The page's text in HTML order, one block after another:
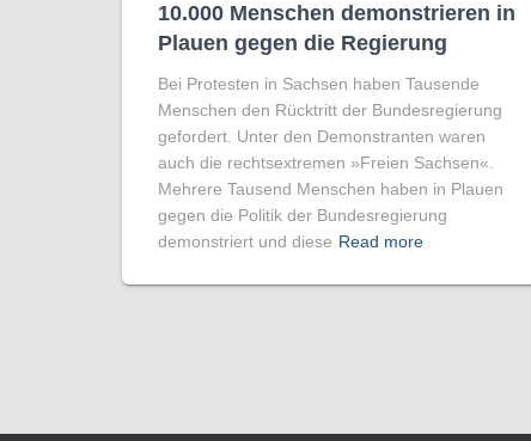
10.000 Menschen demonstrieren in
Plauen gegen die Regierung
Bei Protesten in Sachsen haben Tausende
Menschen den Rücktritt der Bundesregierung
gefordert. Unter den Demonstranten waren
auch die rechtsextremen »Freien Sachsen«.
Mehrere Tausend Menschen haben in Plauen
gegen die Politik der Bundesregierung
demonstriert und diese Read more